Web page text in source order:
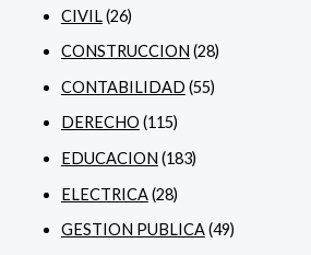
CIVIL(26)
CONSTRUCCION (28)
CONTABILIDAD (55)
DERECHO (115)
EDUCACION (183)
ELECTRICA(28)
GESTION PUBLICA(49)